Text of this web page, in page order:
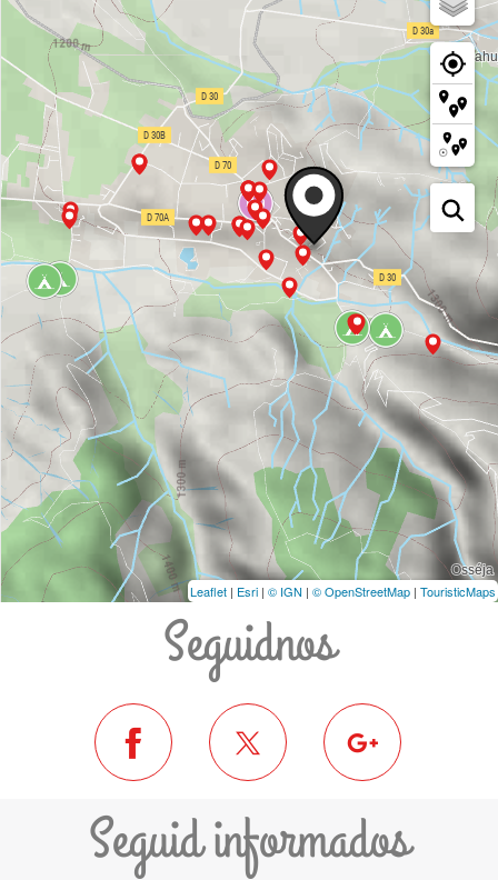
Leaflet | Esri | © IGN | © OpenStreetMap | TouristicMaps
Seguidnos
Seguid informados